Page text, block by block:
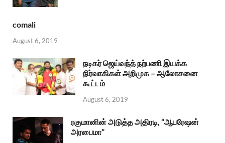
comali
August 6, 2019
நடிகர் ஜெய்வந்த் நற்பணி இயக்க
நிர்வாகிகள் அறிமுக – ஆலோசனை
கூட்டம்
August 6, 2019
ரகுமானின் அடுத்த அதிரடி, “ஆபரேஷன்
அரபைமா”